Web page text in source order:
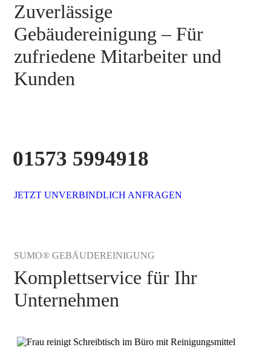
Zuverlässige
Gebäudereinigung – Für
zufriedene Mitarbeiter und
Kunden
01573 5994918
JETZT UNVERBINDLICH ANFRAGEN
SUMO® GEBÄUDEREINIGUNG
Komplettservice für Ihr
Unternehmen